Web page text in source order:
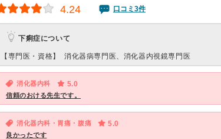
4.24 口コミ3件
下痢症について
【専門医・資格】 消化器病専門医、消化器内視鏡専門医
消化器内科 5.0
信頼のおける先生です。
消化器内科・胃痛・腹痛 5.0
良かったです